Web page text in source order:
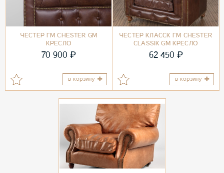
ЧЕСТЕР ГМ CHESTER GM
КРЕСЛО
70 900 ₽
в корзину
ЧЕСТЕР КЛАССК ГМ CHESTER
CLASSIK GM КРЕСЛО
62 450 ₽
в корзину